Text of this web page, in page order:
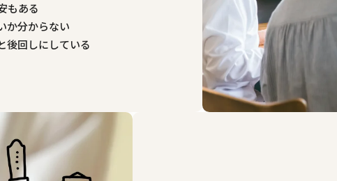
もある
か分からない
後回しにしている